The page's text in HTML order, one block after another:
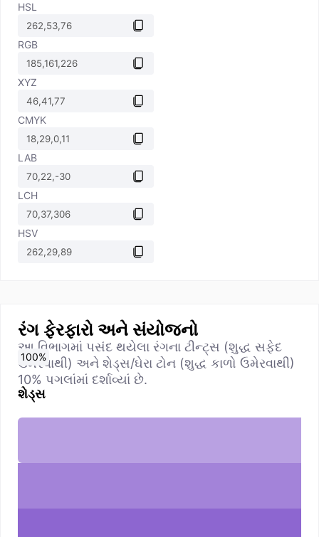
HSL
RGB
XYZ
CMYK
LAB
LCH
HSV
રંગ ફેરફારો અને સંયોજનો
આ વિભાગમાં પસંદ થયેલા રંગના ટીન્ટ્સ (શુદ્ધ સફેદ
ઉમેરવાથી) અને શેડ્સ/ઘેરા ટોન (શુદ્ધ કાળો ઉમેરવાથી)
10% પગલાંમાં દર્શાવ્યાં છે.
શેડ્સ
0%
10%
20%
30%
40%
50%
60%
70%
80%
90%
100%